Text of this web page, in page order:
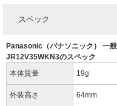
スペック
Panasonic（パナソニック） 一
JR12V35WKN3のスペック
本体質量
19g
外装高さ 64mm